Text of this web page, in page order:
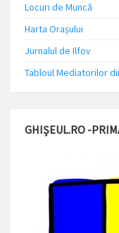
Locuri de Muncă
Harta Orașului
Jurnalul de Ilfov
Tabloul Mediatorilor
GHIȘEUL.RO -